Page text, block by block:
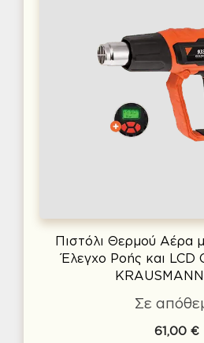
Πιστόλι Θερμού Αέρα
Έλεγχο Ροής και
Σε
61,00 €